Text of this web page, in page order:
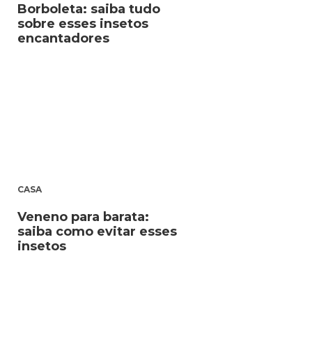
Borboleta: saiba tudo
sobre esses insetos
encantadores
CASA
Veneno para barata:
saiba como evitar esses
insetos